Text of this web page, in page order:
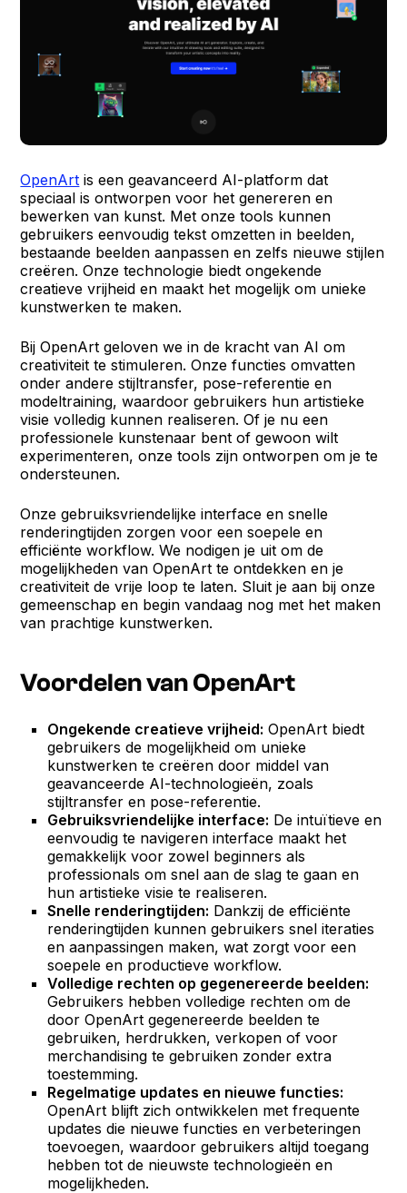
OpenArt is een geavanceerd AI-platform dat
speciaal is ontworpen voor het genereren en
bewerken van kunst. Met onze tools kunnen
gebruikers eenvoudig tekst omzetten in beelden,
bestaande beelden aanpassen en zelfs nieuwe stijlen
creëren. Onze technologie biedt ongekende
creatieve vrijheid en maakt het mogelijk om unieke
kunstwerken te maken.
Bij OpenArt geloven we in de kracht van AI om
creativiteit te stimuleren. Onze functies omvatten
onder andere stijltransfer, pose-referentie en
modeltraining, waardoor gebruikers hun artistieke
visie volledig kunnen realiseren. Of je nu een
professionele kunstenaar bent of gewoon wilt
experimenteren, onze tools zijn ontworpen om je te
ondersteunen.
Onze gebruiksvriendelijke interface en snelle
renderingtijden zorgen voor een soepele en
efficiënte workflow. We nodigen je uit om de
mogelijkheden van OpenArt te ontdekken en je
creativiteit de vrije loop te laten. Sluit je aan bij onze
gemeenschap en begin vandaag nog met het maken
van prachtige kunstwerken.
Voordelen van OpenArt
Ongekende creatieve vrijheid: OpenArt biedt
gebruikers de mogelijkheid om unieke
kunstwerken te creëren door middel van
geavanceerde AI-technologieën, zoals
stijltransfer en pose-referentie.
Gebruiksvriendelijke interface: De intuïtieve en
eenvoudig te navigeren interface maakt het
gemakkelijk voor zowel beginners als
professionals om snel aan de slag te gaan en
hun artistieke visie te realiseren.
Snelle renderingtijden: Dankzij de efficiënte
renderingtijden kunnen gebruikers snel iteraties
en aanpassingen maken, wat zorgt voor een
soepele en productieve workflow.
Volledige rechten op gegenereerde beelden:
Gebruikers hebben volledige rechten om de
door OpenArt gegenereerde beelden te
gebruiken, herdrukken, verkopen of voor
merchandising te gebruiken zonder extra
toestemming.
Regelmatige updates en nieuwe functies:
OpenArt blijft zich ontwikkelen met frequente
updates die nieuwe functies en verbeteringen
toevoegen, waardoor gebruikers altijd toegang
hebben tot de nieuwste technologieën en
mogelijkheden.